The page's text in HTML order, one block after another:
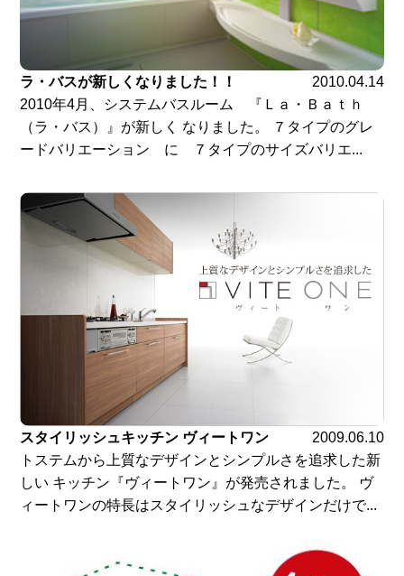
ラ・バスが新しくなりました！！
2010.04.14
2010年4月、システムバスルーム 『Ｌａ・Ｂａｔｈ
（ラ・バス）』が新しく なりました。 ７タイプのグレ
ードバリエーション に ７タイプのサイズバリエ...
スタイリッシュキッチン ヴィートワン
2009.06.10
トステムから上質なデザインとシンプルさを追求した新
しい キッチン『ヴィートワン』が発売されました。 ヴ
ィートワンの特長はスタイリッシュなデザインだけで...